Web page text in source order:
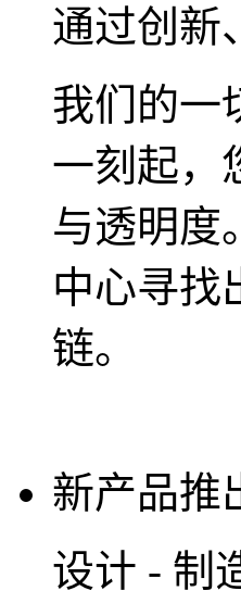
通过创新
我们的一
一刻起，
与透明度
中心寻找
链。
新产品推
设计 - 制